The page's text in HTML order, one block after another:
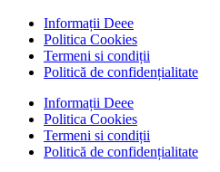
Informații Deee
Politica Cookies
Termeni si condiții
Politică de confidențialitate
Informații Deee
Politica Cookies
Termeni si condiții
Politică de confidențialitate